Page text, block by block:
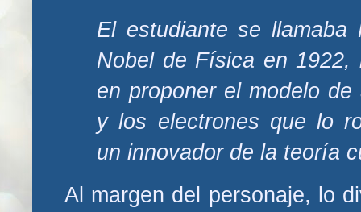
El estudiante se llamaba
Nobel de Física en 1922,
en proponer el modelo
y los electrones que lo
un innovador de la teoría
Al margen del personaje, lo